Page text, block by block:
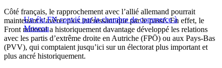
Un élu FN convié par la chambre de commerce à
Moscou
Côté français, le rapprochement avec l’allié allemand pourrait
maintenant s’avérer plus intéressant que par le passé. En effet, le
Front national a historiquement davantage développé les relations
avec les partis d’extrême droite en Autriche (FPÖ) ou aux Pays-Bas
(PVV), qui comptaient jusqu’ici sur un électorat plus important et
plus ancré historiquement.